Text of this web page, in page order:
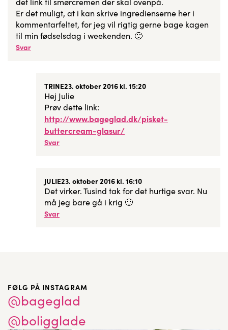
Er det muligt, at i kan skrive ingredienserne her i
kommentarfeltet, for jeg vil rigtig gerne bage kagen
til min fødselsdag i weekenden. 🙂
Svar
TRINE23. oktober 2016 kl. 15:20
Hej Julie
Prøv dette link:
http://www.bageglad.dk/pisket-
buttercream-glasur/
Svar
JULIE23. oktober 2016 kl. 16:10
Det virker. Tusind tak for det hurtige svar. Nu
må jeg bare gå i krig 🙂
Svar
FØLG PÅ INSTAGRAM
@bageglad
@boligglade